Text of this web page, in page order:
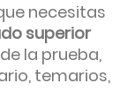
necesitas
superior
la prueba,
temarios,